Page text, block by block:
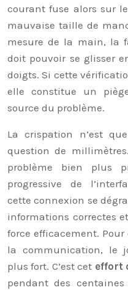
courant fuse alors sur
mauvaise taille de
mesure de la main, la
doit pouvoir se glisser
doigts. Si cette
elle constitue un
source du problème.
La crispation n’est
question de
problème bien plus
progressive de
cette connexion se
informations correctes
force efficacement.
la communication, le
plus fort. C’est cet effort
pendant des